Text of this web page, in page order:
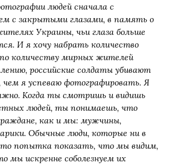
людей сначала с
с закрытыми глазами, в память о
Украины, чьи глаза больше
И я хочу набрать количество
количеству мирных жителей
российские солдаты убивают
чем я успеваю фотографировать. Я
Когда ты смотришь и видишь
людей, ты понимаешь, что
как и мы: мужчины,
Обычные люди, которые ни в
попытка показать, что мы видим,
мы искренне соболезнуем их